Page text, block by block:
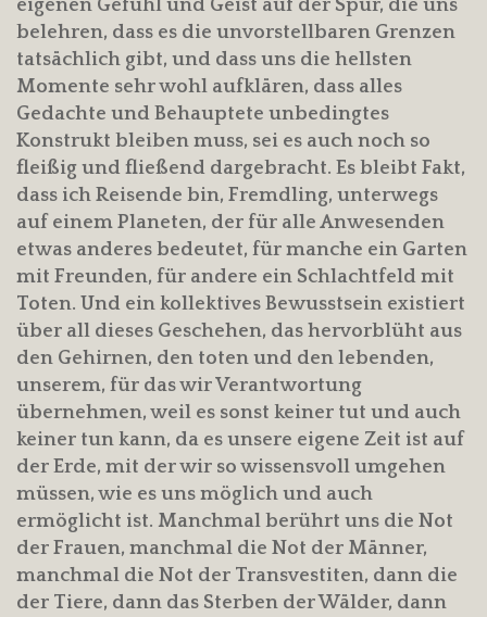
eigenen Gefühl und Geist auf der Spur, die uns
belehren, dass es die unvorstellbaren Grenzen
tatsächlich gibt, und dass uns die hellsten
Momente sehr wohl aufklären, dass alles
Gedachte und Behauptete unbedingtes
Konstrukt bleiben muss, sei es auch noch so
fleißig und fließend dargebracht. Es bleibt Fakt,
dass ich Reisende bin, Fremdling, unterwegs
auf einem Planeten, der für alle Anwesenden
etwas anderes bedeutet, für manche ein Garten
mit Freunden, für andere ein Schlachtfeld mit
Toten. Und ein kollektives Bewusstsein existiert
über all dieses Geschehen, das hervorblüht aus
den Gehirnen, den toten und den lebenden,
unserem, für das wir Verantwortung
übernehmen, weil es sonst keiner tut und auch
keiner tun kann, da es unsere eigene Zeit ist auf
der Erde, mit der wir so wissensvoll umgehen
müssen, wie es uns möglich und auch
ermöglicht ist. Manchmal berührt uns die Not
der Frauen, manchmal die Not der Männer,
manchmal die Not der Transvestiten, dann die
der Tiere, dann das Sterben der Wälder, dann